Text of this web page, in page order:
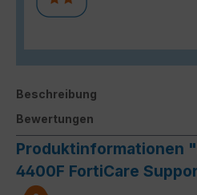
Beschreibung
Bewertungen
Produktinformationen
4400F FortiCare